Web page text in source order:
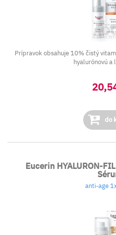
Prípravok obsahuje 10% čistý
hyalurónovú a
do
Eucerin HYALURON-
anti-age